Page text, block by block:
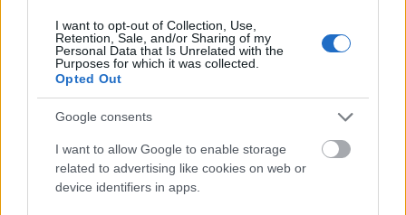
I want to opt-out of Collection, Use,
Retention, Sale, and/or Sharing of my
Personal Data that Is Unrelated with the
Purposes for which it was collected.
Opted Out
Google consents
I want to allow Google to enable storage
related to advertising like cookies on web or
device identifiers in apps.
BEAST IN BLACK - Dalpremier: Die By
The Blade
Kovenant•2019. január 11.